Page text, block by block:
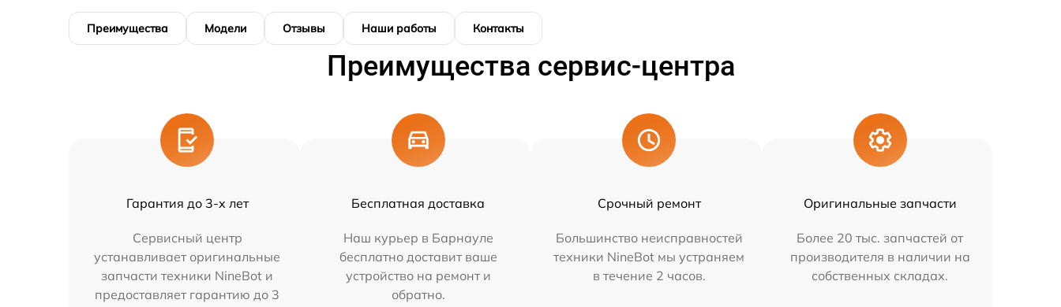
Преимущества Модели Отзывы Наши работы Контакты
Преимущества сервис-центра
Гарантия до 3-х лет
Сервисный центр
устанавливает оригинальные
запчасти техники NineBot и
предоставляет гарантию до 3
Бесплатная доставка
Наш курьер в Барнауле
бесплатно доставит ваше
устройство на ремонт и
обратно.
Срочный ремонт
Большинство неисправностей
техники NineBot мы устраняем
в течение 2 часов.
Оригинальные запчасти
Более 20 тыс. запчастей от
производителя в наличии на
собственных складах.